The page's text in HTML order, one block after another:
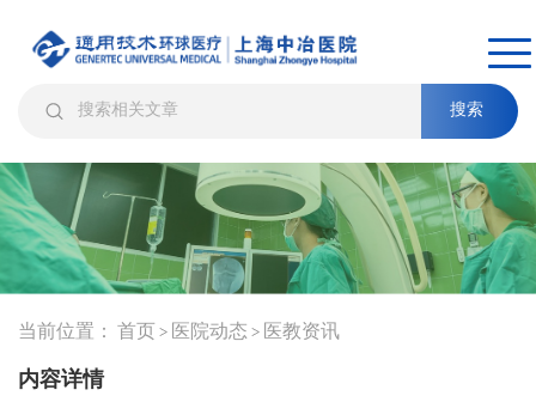
搜索
当前位置： 首页 > 医院动态 > 医教资讯
内容详情